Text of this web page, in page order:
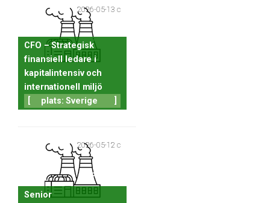
2026-05-13 c
CFO – Strategisk
finansiell ledare i
kapitalintensiv och
internationell miljö
plats: Sverige
2026-05-12 c
Senior